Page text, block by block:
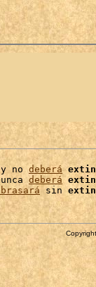
no deberá
deberá
sin